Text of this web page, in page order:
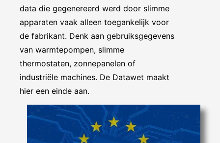
data die gegenereerd werd door slimme
apparaten vaak alleen toegankelijk voor
de fabrikant. Denk aan gebruiksgegevens
van warmtepompen, slimme
thermostaten, zonnepanelen of
industriële machines. De Datawet maakt
hier een einde aan.